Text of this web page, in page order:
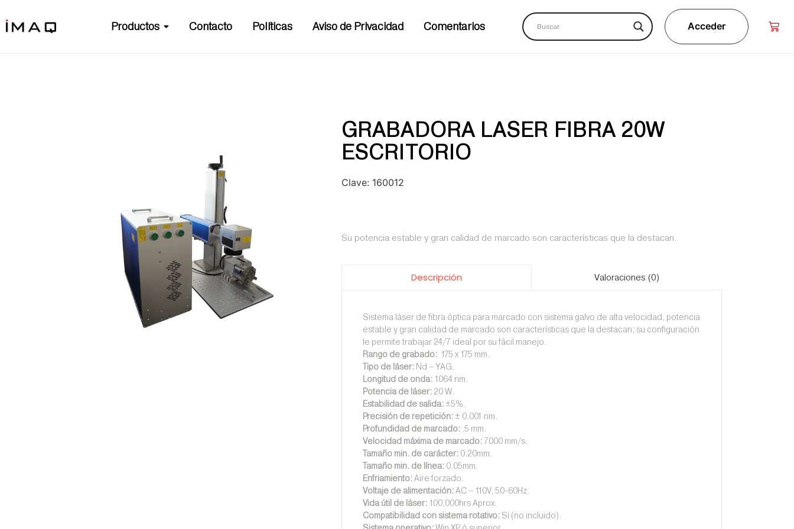
Productos Contacto Políticas Aviso de Privacidad Comentarios Acceder
GRABADORA LASER FIBRA 20W
ESCRITORIO
Clave: 160012
Su potencia estable y gran calidad de marcado son características que la destacan.
Descripción Valoraciones (0)
Sistema láser de fibra óptica para marcado con sistema galvo de alta velocidad, potencia
estable y gran calidad de marcado son características que la destacan; su configuración
le permite trabajar 24/7 ideal por su fácil manejo.
Rango de grabado: 175 x 175 mm.
Tipo de láser: Nd – YAG.
Longitud de onda: 1064 nm.
Potencia de láser: 20 W.
Estabilidad de salida: ±5%.
Precisión de repetición: ± 0.001 nm.
Profundidad de marcado: .5 mm.
Velocidad máxima de marcado:7000 mm/s.
Tamaño min. de carácter: 0.20mm.
Tamaño min. de línea: 0.05mm.
Enfriamiento:Aire forzado.
Voltaje de alimentación:AC – 110V, 50-60Hz.
Vida útil de láser: 100,000hrs Aprox.
Compatibilidad con sistema rotativo: Si (no incluido).